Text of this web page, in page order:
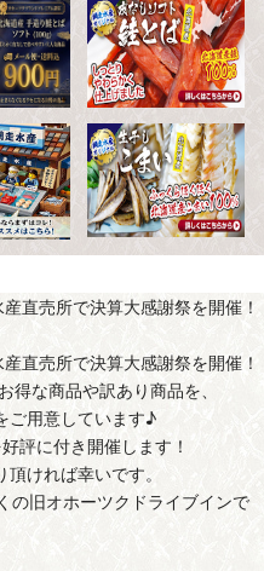
直売所で決算大感謝祭を開催！
直売所で決算大感謝祭を開催！
な商品や訳あり商品を、
ご用意しています♪
評に付き開催します！
ければ幸いです。
の旧オホーツクドライブインで